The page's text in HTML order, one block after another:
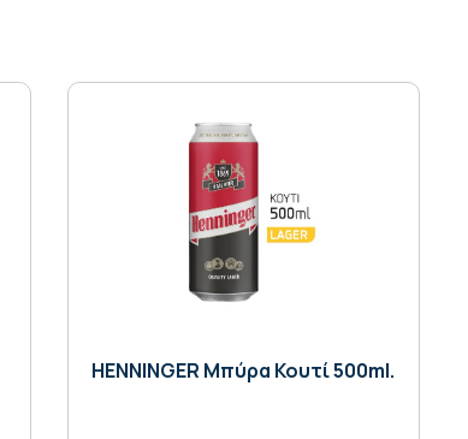
HENNINGER Μπύρα Κουτί 500ml.